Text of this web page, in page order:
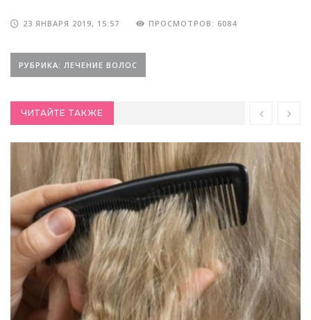
23 ЯНВАРЯ 2019, 15:57 ПРОСМОТРОВ: 6084
РУБРИКА: ЛЕЧЕНИЕ ВОЛОС
ЧИТАЙТЕ ТАКЖЕ